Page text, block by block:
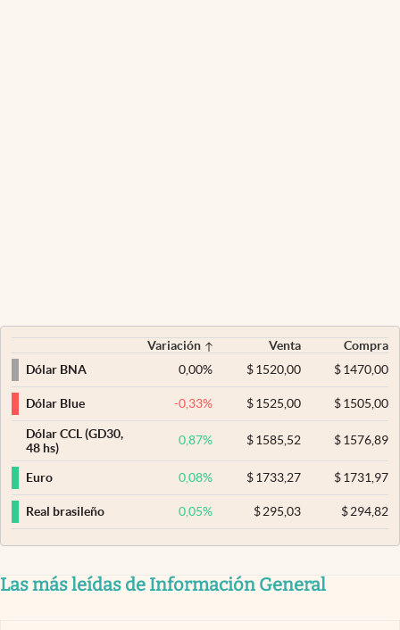
Variación Venta
Compra
Dólar BNA
0,00% $ 1520,00 $1470,00
Dólar Blue -0,33% $ 1525,00 $1505,00
Dólar CCL (GD30,
48 hs)
0,87% $ 1585,52 $1576,89
Euro 0,08% $ 1733,27 $1731,97
Real brasileño 0,05% $ 295,03 $294,82
Las más leídas de Información General